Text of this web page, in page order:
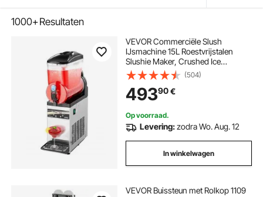
1000+Resultaten
VEVOR Commerciële Slush
IJsmachine 15L Roestvrijstalen
Slushie Maker, Crushed Ice
Machine voor 60 Glazen
Margarita's en Smoothies,
IJsmachine voor Thuisfeesten,
Restaurants en Cafés
(504)
49390€
Op voorraad.
Levering:zodra Wo. Aug. 12
In winkelwagen
VEVOR Buissteun met Rolkop 1109